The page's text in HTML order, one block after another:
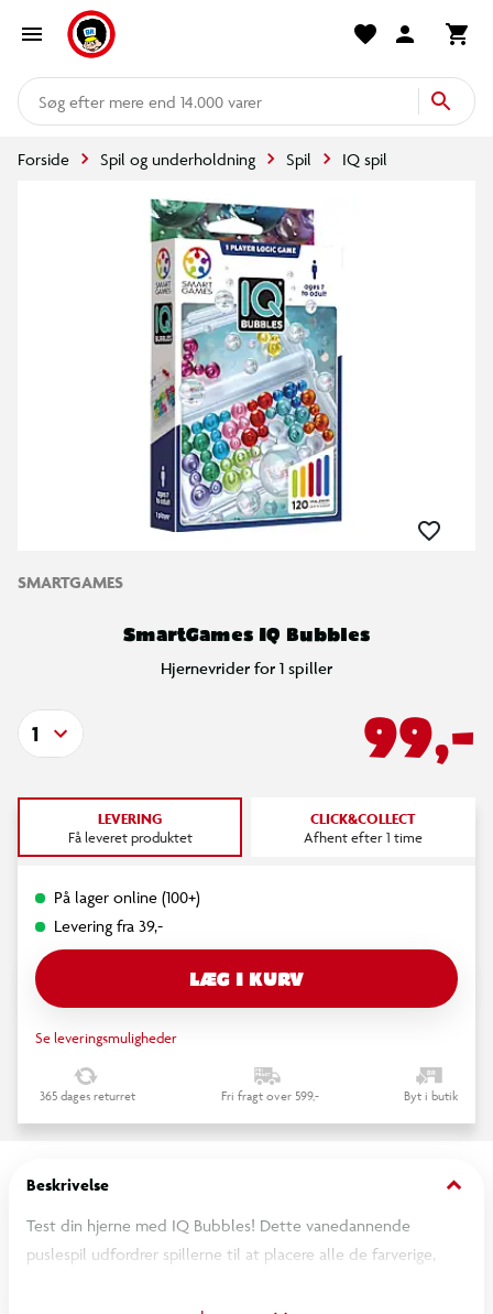
mere end 14.000 varer
Forside Spil og underholdning Spil IQ spil
SMARTGAMES
SmartGames IQ Bubbles
Hjernevrider for 1 spiller
99,-
1
LEVERING
Få leveret produktet
CLICK&COLLECT
Afhent efter 1 time
På lager online (100+)
Levering fra 39,-
LÆG I KURV
Se leveringsmuligheder
365 dages returret Fri fragt over 599,- Byt i butik
Beskrivelse keyboard_arrow_down
Test din hjerne med IQ Bubbles! Dette vanedannende
puslespil udfordrer spillerne til at placere alle de farverige,